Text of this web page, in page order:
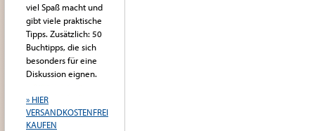
viel Spaß macht und
gibt viele praktische
Tipps. Zusätzlich: 50
Buchtipps, die sich
besonders für eine
Diskussion eignen.
» HIER
VERSANDKOSTENFREI
KAUFEN